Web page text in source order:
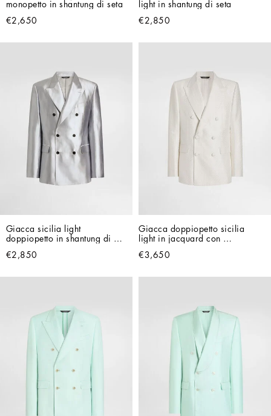
monopetto in shantung di seta
€2,650
light in shantung di seta
€2,850
Giacca sicilia light
doppiopetto in shantung di
€2,850
Giacca doppiopetto sicilia
light in jacquard con
€3,650